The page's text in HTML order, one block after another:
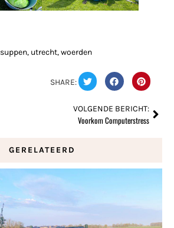
suppen, utrecht,woerden
SHARE:
VOLGENDE BERICHT:
Voorkom Computerstress
GERELATEERD